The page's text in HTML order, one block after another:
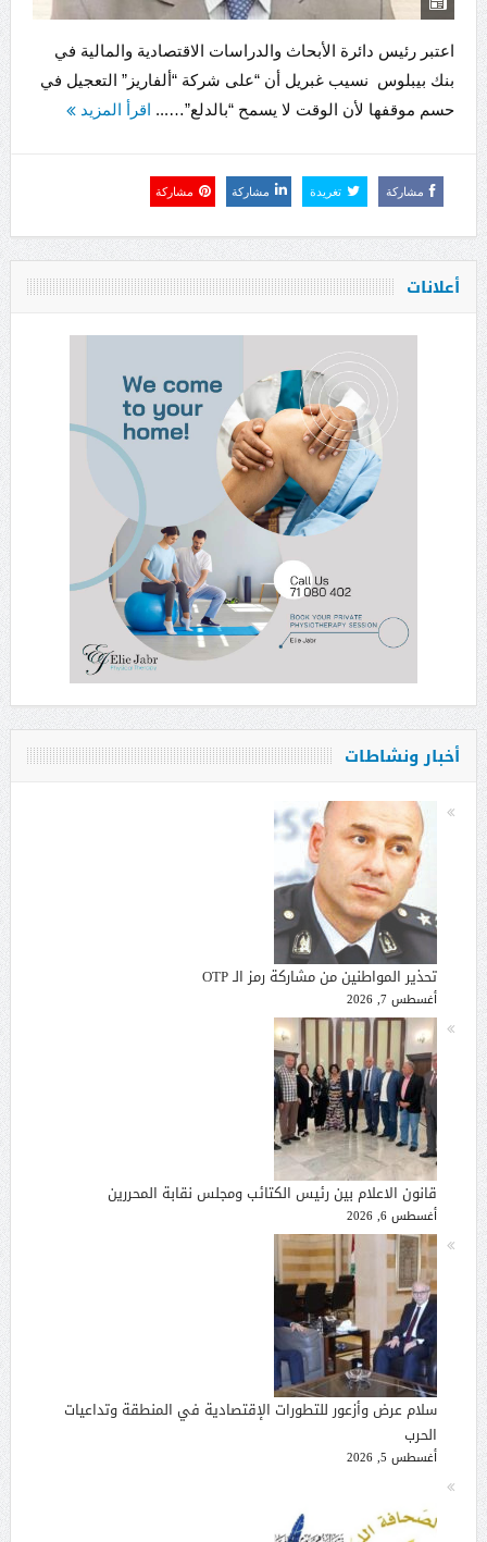
اعتبر رئيس دائرة الأبحاث والدراسات الاقتصادية والمالية في
بنك بيبلوس نسيب غبريل أن “على شركة “ألفاريز” التعجيل في
حسم موقفها لأن الوقت لا يسمح “بالدلع”…... اقرأ المزيد
مشاركة تغريدة مشاركة مشاركة
أعلانات
أخبار ونشاطات
تحذير المواطنين من مشاركة رمز الـ OTP
أغسطس 7, 2026
قانون الاعلام بين رئيس الكتائب ومجلس نقابة المحررين
أغسطس 6, 2026
سلام عرض وأزعور للتطورات الإقتصادية في المنطقة وتداعيات
الحرب
أغسطس 5, 2026